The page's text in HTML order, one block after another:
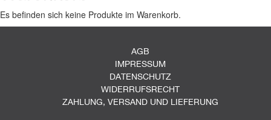
Es befinden sich keine Produkte im Warenkorb.
AGB
IMPRESSUM
DATENSCHUTZ
WIDERRUFSRECHT
ZAHLUNG, VERSAND UND LIEFERUNG